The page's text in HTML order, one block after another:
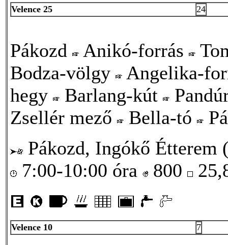
Velence 25 24
Pákozd Anikó-forrás
Bodza-völgy
Angelika-
hegy
Barlang-kút
Zsellér mező
Bella-tó
Pákozd, Ingókő Étterem
7:00-10:00 óra
800
Velence 10 7